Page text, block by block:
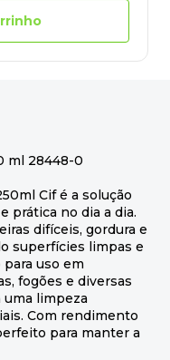
ml 28448-0
Cif é a solução
prática no dia a dia.
difíceis, gordura e
superfícies limpas e
uso em
fogões e diversas
limpeza
Com rendimento
para manter a